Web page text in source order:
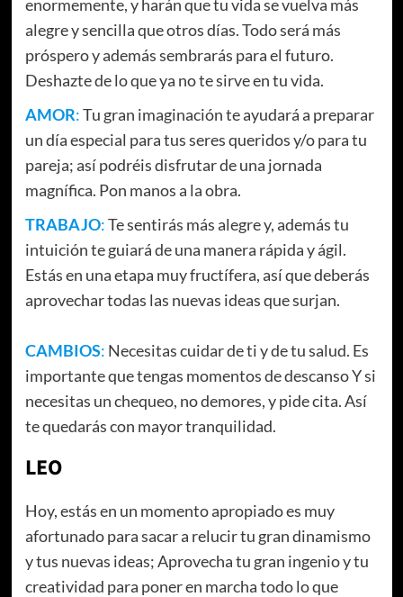
enormemente, y harán que tu vida se vuelva más
alegre y sencilla que otros días. Todo será más
próspero y además sembrarás para el futuro.
Deshazte de lo que ya no te sirve en tu vida.
AMOR:Tu gran imaginación te ayudará a preparar
un día especial para tus seres queridos y/o para tu
pareja; así podréis disfrutar de una jornada
magnífica. Pon manos a la obra.
TRABAJO:Te sentirás más alegre y, además tu
intuición te guiará de una manera rápida y ágil.
Estás en una etapa muy fructífera, así que deberás
aprovechar todas las nuevas ideas que surjan.
CAMBIOS: Necesitas cuidar de ti y de tu salud. Es
importante que tengas momentos de descanso Y si
necesitas un chequeo, no demores, y pide cita. Así
te quedarás con mayor tranquilidad.
LEO
Hoy, estás en un momento apropiado es muy
afortunado para sacar a relucir tu gran dinamismo
y tus nuevas ideas; Aprovecha tu gran ingenio y tu
creatividad para poner en marcha todo lo que